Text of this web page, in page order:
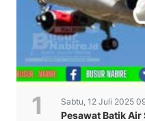
Sabtu, 12 Juli 2025
Pesawat Batik